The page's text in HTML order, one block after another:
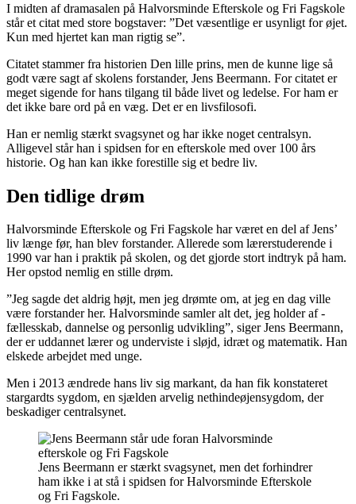
I midten af dramasalen på Halvorsminde Efterskole og Fri Fagskole
står et citat med store bogstaver: ”Det væsentlige er usynligt for øjet.
Kun med hjertet kan man rigtig se”.
Citatet stammer fra historien Den lille prins, men de kunne lige så
godt være sagt af skolens forstander, Jens Beermann. For citatet er
meget sigende for hans tilgang til både livet og ledelse. For ham er
det ikke bare ord på en væg. Det er en livsfilosofi.
Han er nemlig stærkt svagsynet og har ikke noget centralsyn.
Alligevel står han i spidsen for en efterskole med over 100 års
historie. Og han kan ikke forestille sig et bedre liv.
Den tidlige drøm
Halvorsminde Efterskole og Fri Fagskole har været en del af Jens’
liv længe før, han blev forstander. Allerede som lærerstuderende i
1990 var han i praktik på skolen, og det gjorde stort indtryk på ham.
Her opstod nemlig en stille drøm.
”Jeg sagde det aldrig højt, men jeg drømte om, at jeg en dag ville
være forstander her. Halvorsminde samler alt det, jeg holder af -
fællesskab, dannelse og personlig udvikling”, siger Jens Beermann,
der er uddannet lærer og underviste i sløjd, idræt og matematik. Han
elskede arbejdet med unge.
Men i 2013 ændrede hans liv sig markant, da han fik konstateret
stargardts sygdom, en sjælden arvelig nethindeøjensygdom, der
beskadiger centralsynet.
Jens Beermann er stærkt svagsynet, men det forhindrer
ham ikke i at stå i spidsen for Halvorsminde Efterskole
og Fri Fagskole.